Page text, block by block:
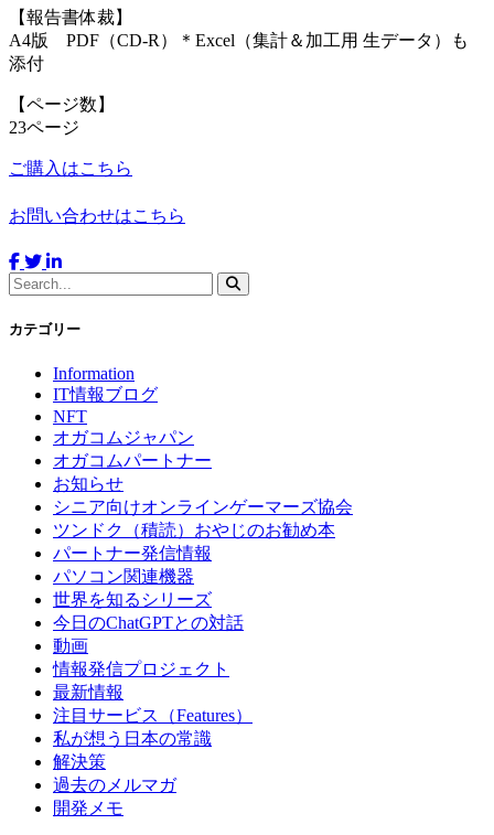
【報告書体裁】
A4版 PDF（CD-R）＊Excel（集計＆加工用 生データ）も
添付
【ページ数】
23ページ
ご購入はこちら
お問い合わせはこちら
カテゴリー
Information
IT情報ブログ
NFT
オガコムジャパン
オガコムパートナー
お知らせ
シニア向けオンラインゲーマーズ協会
ツンドク（積読）おやじのお勧め本
パートナー発信情報
パソコン関連機器
世界を知るシリーズ
今日のChatGPTとの対話
動画
情報発信プロジェクト
最新情報
注目サービス（Features）
私が想う日本の常識
解決策
過去のメルマガ
開発メモ